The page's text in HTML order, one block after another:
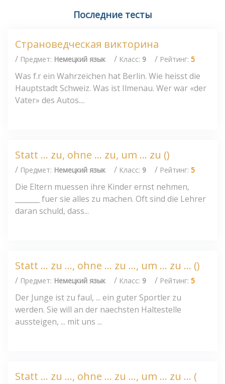
Последние тесты
Страноведческая викторина
/ Предмет: Немецкий язык / Класс: 9 / Рейтинг: 5
Was f.r ein Wahrzeichen hat Berlin. Wie heisst die
Hauptstadt Schweiz. Was ist Ilmenau. Wer war «der
Vater» des Autos....
Statt ... zu, ohne ... zu, um ... zu ()
/ Предмет: Немецкий язык / Класс: 9 / Рейтинг: 5
Die Eltern muessen ihre Kinder ernst nehmen,
_______ fuer sie alles zu machen. Oft sind die Lehrer
daran schuld, dass...
Statt ... zu ..., ohne ... zu ..., um ... zu ... ()
/ Предмет: Немецкий язык / Класс: 9 / Рейтинг: 5
Der Junge ist zu faul, ... ein guter Sportler zu
werden. Sie will an der naechsten Haltestelle
aussteigen, ... mit uns ...
Statt ... zu ..., ohne ... zu ..., um ... zu ... (